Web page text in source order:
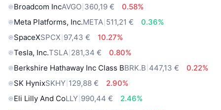
Broadcom IncAVGO 360,19 €
0.58%
Meta Platforms, Inc.META 511,21 €
0.36%
SpaceXSPCX 97,43 €
10.27%
Tesla, Inc.TSLA 281,34 €
0.80%
Berkshire Hathaway Inc Class BBRK.B 447,13 €
0.22%
SK HynixSKHY 129,88 €
2.90%
Eli Lilly And CoLLY 990,44 €
2.46%